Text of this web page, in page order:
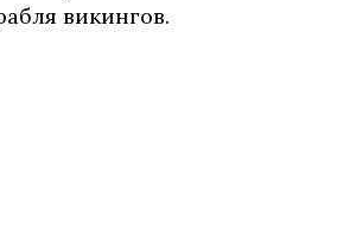
викингов.